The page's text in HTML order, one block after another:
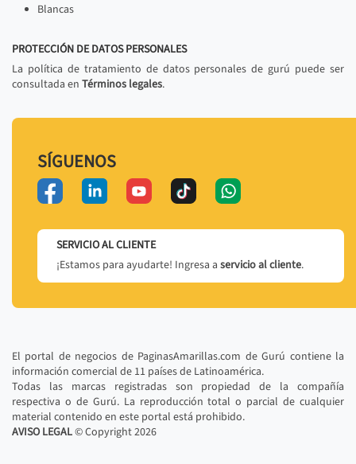
Blancas
PROTECCIÓN DE DATOS PERSONALES
La política de tratamiento de datos personales de gurú puede ser
consultada en Términos legales.
SÍGUENOS
SERVICIO AL CLIENTE
¡Estamos para ayudarte! Ingresa a servicio al cliente.
El portal de negocios de PaginasAmarillas.com de Gurú contiene la
información comercial de 11 países de Latinoamérica.
Todas las marcas registradas son propiedad de la compañía
respectiva o de Gurú. La reproducción total o parcial de cualquier
material contenido en este portal está prohibido.
AVISO LEGAL© Copyright2026